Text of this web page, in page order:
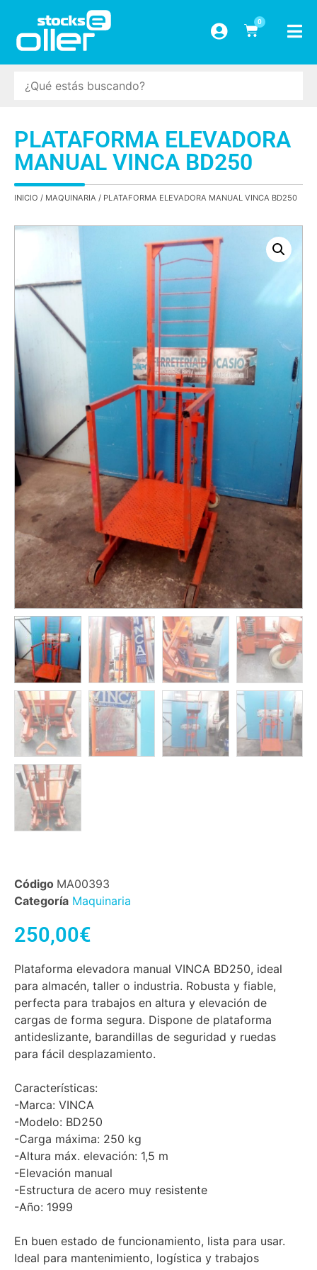
0
PLATAFORMA ELEVADORA
MANUAL VINCA BD250
INICIO / MAQUINARIA / PLATAFORMA ELEVADORA MANUAL VINCA BD250
Código MA00393
Categoría Maquinaria
250,00€
Plataforma elevadora manual VINCA BD250, ideal
para almacén, taller o industria. Robusta y fiable,
perfecta para trabajos en altura y elevación de
cargas de forma segura. Dispone de plataforma
antideslizante, barandillas de seguridad y ruedas
para fácil desplazamiento.
Características:
-Marca: VINCA
-Modelo: BD250
-Carga máxima: 250 kg
-Altura máx. elevación: 1,5 m
-Elevación manual
-Estructura de acero muy resistente
-Año: 1999
En buen estado de funcionamiento, lista para usar.
Ideal para mantenimiento, logística y trabajos